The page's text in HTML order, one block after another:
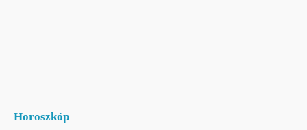
Horoszkóp